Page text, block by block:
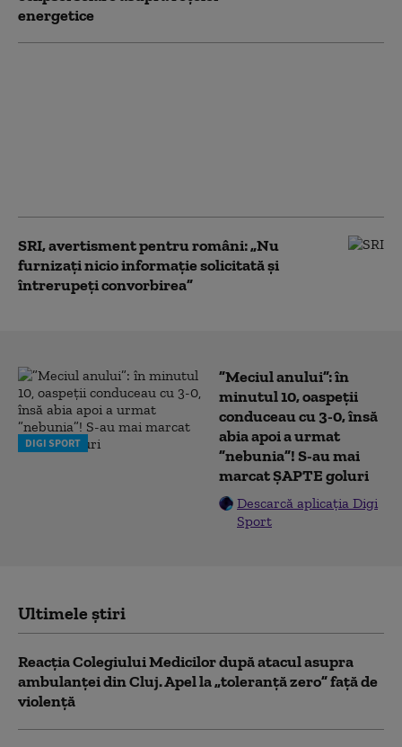
energetice
SRI, avertisment pentru români: „Nu
furnizați nicio informație solicitată și
întrerupeți convorbirea”
DIGI SPORT
”Meciul anului”: în
minutul 10, oaspeții
conduceau cu 3-0, însă
abia apoi a urmat
”nebunia”! S-au mai
marcat ȘAPTE goluri
Descarcă aplicația Digi
Sport
Ultimele știri
Reacția Colegiului Medicilor după atacul asupra
ambulanței din Cluj. Apel la „toleranță zero” față de
violență